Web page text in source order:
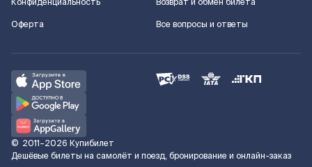
Оферта
Все вопросы и ответы
© 2011–2026 Купибилет
Дешёвые билеты на самолёт и поезд, бронирование и онлайн-заказ